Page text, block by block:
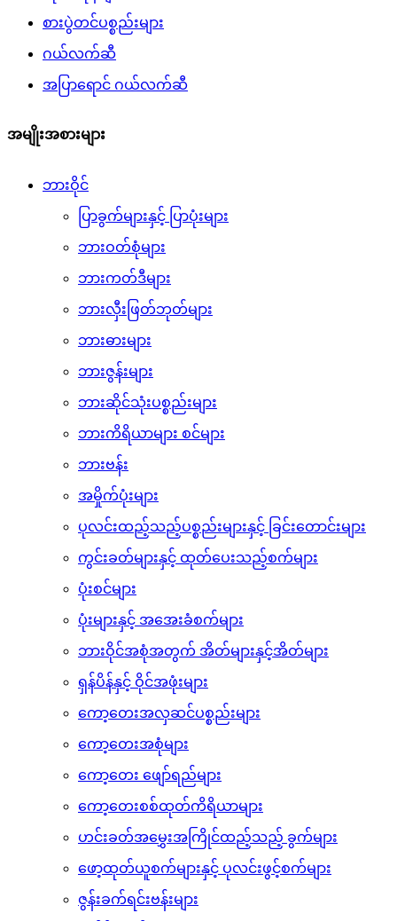
စားပွဲတင်ပစ္စည်းများ
ဂယ်လက်ဆီ
အပြာရောင် ဂယ်လက်ဆီ
အမျိုးအစားများ
ဘားဝိုင်
ပြာခွက်များနှင့် ပြာပုံးများ
ဘားဝတ်စုံများ
ဘားကတ်ဒီများ
ဘားလှီးဖြတ်ဘုတ်များ
ဘားဓားများ
ဘားဇွန်းများ
ဘားဆိုင်သုံးပစ္စည်းများ
ဘားကိရိယာများ စင်များ
ဘားဗန်း
အမှိုက်ပုံးများ
ပုလင်းထည့်သည့်ပစ္စည်းများနှင့် ခြင်းတောင်းများ
ကွင်းခတ်များနှင့် ထုတ်ပေးသည့်စက်များ
ပုံးစင်များ
ပုံးများနှင့် အအေးခံစက်များ
ဘားဝိုင်အစုံအတွက် အိတ်များနှင့်အိတ်များ
ရှန်ပိန်နှင့် ဝိုင်အဖုံးများ
ကော့တေးအလှဆင်ပစ္စည်းများ
ကော့တေးအစုံများ
ကော့တေး ဖျော်ရည်များ
ကော့တေးစစ်ထုတ်ကိရိယာများ
ဟင်းခတ်အမွှေးအကြိုင်ထည့်သည့် ခွက်များ
ဖော့ထုတ်ယူစက်များနှင့် ပုလင်းဖွင့်စက်များ
ဇွန်းခက်ရင်းဗန်းများ